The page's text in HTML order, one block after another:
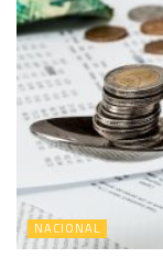
NACIONAL